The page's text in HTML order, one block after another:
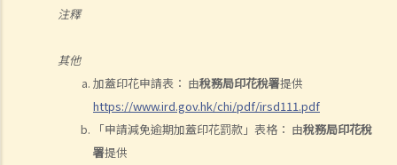
注釋
其他
加蓋印花申請表： 由稅務局印花稅署提供
https://www.ird.gov.hk/chi/pdf/irsd111.pdf
「申請減免逾期加蓋印花罰款」表格： 由稅務局印花稅
署提供